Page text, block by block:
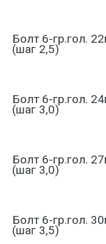
Болт 6-гр.гол.
(шаг 2,5)
Болт 6-гр.гол.
(шаг 3,0)
Болт 6-гр.гол.
(шаг 3,0)
Болт 6-гр.гол.
(шаг 3,5)